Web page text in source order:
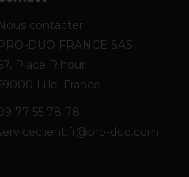
contacter
DUO FRANCE SAS
Place Rihour
Lille, France
77 55 78 78
duo.com